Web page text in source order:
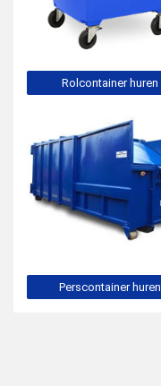
Rolcontainer huren
Perscontainer huren